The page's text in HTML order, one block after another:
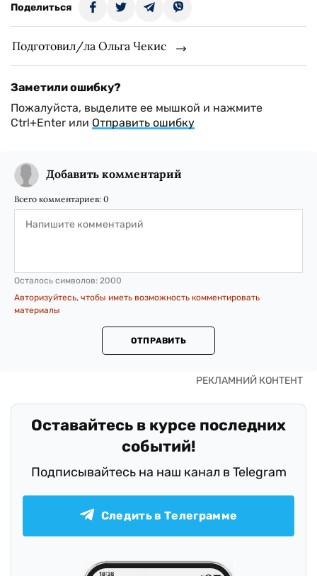
Поделиться
Подготовил/ла Ольга Чекис
Заметили ошибку?
Пожалуйста, выделите ее мышкой и нажмите
Ctrl+Enter или Отправить ошибку
Добавить комментарий
Всего комментариев: 0
Осталось символов: 2000
Авторизуйтесь, чтобы иметь возможность комментировать
материалы
ОТПРАВИТЬ
Оставайтесь в курсе последних
событий!
Подписывайтесь на наш канал в Telegram
Следить в Телеграмме